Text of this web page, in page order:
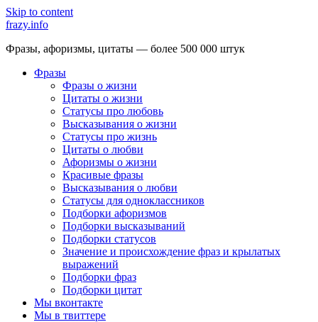
Skip to content
frazy.info
Фразы, афоризмы, цитаты — более 500 000 штук
Фразы
Фразы о жизни
Цитаты о жизни
Статусы про любовь
Высказывания о жизни
Статусы про жизнь
Цитаты о любви
Афоризмы о жизни
Красивые фразы
Высказывания о любви
Статусы для одноклассников
Подборки афоризмов
Подборки высказываний
Подборки статусов
Значение и происхождение фраз и крылатых
выражений
Подборки фраз
Подборки цитат
Мы вконтакте
Мы в твиттере